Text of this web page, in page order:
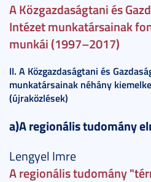
A Közgazdaságtani és
Intézet munkatársainak
munkái (1997–2017)
II. A Közgazdaságtani és
munkatársainak néhány
(újraközlések)
a)A regionális tudomány
Lengyel Imre
A regionális tudomány